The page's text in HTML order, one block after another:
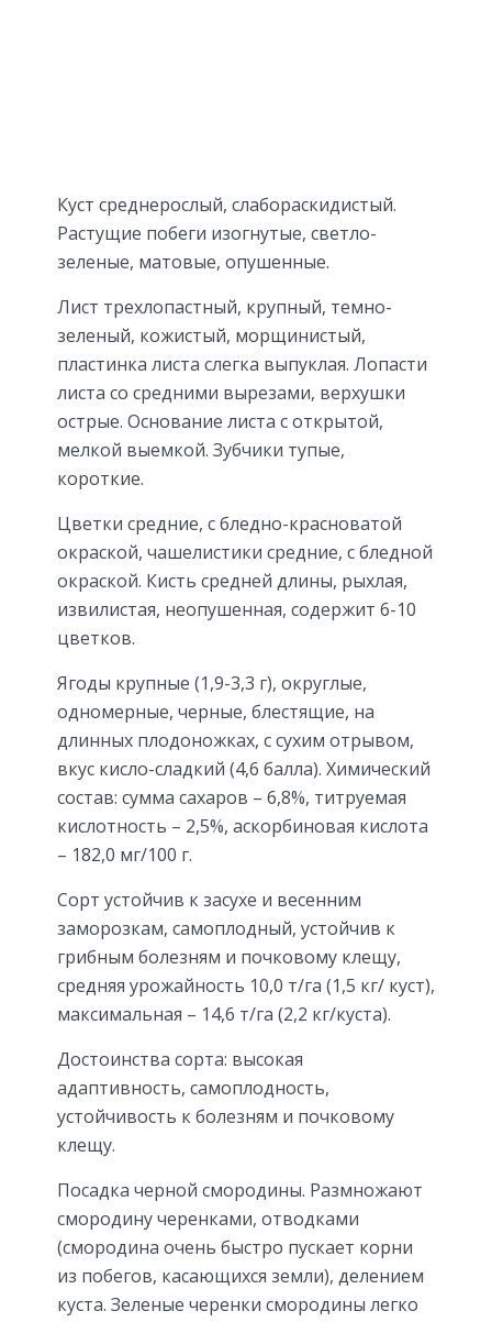
Куст среднерослый, слабораскидистый.
Растущие побеги изогнутые, светло-
зеленые, матовые, опушенные.
Лист трехлопастный, крупный, темно-
зеленый, кожистый, морщинистый,
пластинка листа слегка выпуклая. Лопасти
листа со средними вырезами, верхушки
острые. Основание листа с открытой,
мелкой выемкой. Зубчики тупые,
короткие.
Цветки средние, с бледно-красноватой
окраской, чашелистики средние, с бледной
окраской. Кисть средней длины, рыхлая,
извилистая, неопушенная, содержит 6-10
цветков.
Ягоды крупные (1,9-3,3 г), округлые,
одномерные, черные, блестящие, на
длинных плодоножках, с сухим отрывом,
вкус кисло-сладкий (4,6 балла). Химический
состав: сумма сахаров – 6,8%, титруемая
кислотность – 2,5%, аскорбиновая кислота
– 182,0 мг/100 г.
Сорт устойчив к засухе и весенним
заморозкам, самоплодный, устойчив к
грибным болезням и почковому клещу,
средняя урожайность 10,0 т/га (1,5 кг/ куст),
максимальная – 14,6 т/га (2,2 кг/куста).
Достоинства сорта: высокая
адаптивность, самоплодность,
устойчивость к болезням и почковому
клещу.
Посадка черной смородины. Размножают
смородину черенками, отводками
(смородина очень быстро пускает корни
из побегов, касающихся земли), делением
куста. Зеленые черенки смородины легко